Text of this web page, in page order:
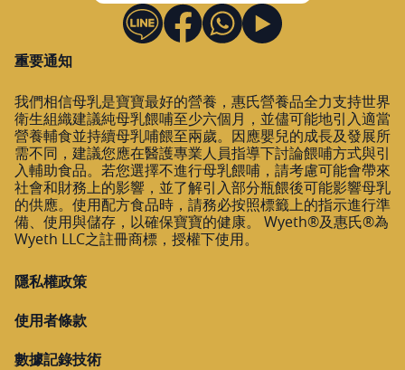
重要通知
我們相信母乳是寶寶最好的營養，惠氏營養品全力支持世界
衛生組織建議純母乳餵哺至少六個月，並儘可能地引入適當
營養輔食並持續母乳哺餵至兩歲。因應嬰兒的成長及發展所
需不同，建議您應在醫護專業人員指導下討論餵哺方式與引
入輔助食品。若您選擇不進行母乳餵哺，請考慮可能會帶來
社會和財務上的影響，並了解引入部分瓶餵後可能影響母乳
的供應。使用配方食品時，請務必按照標籤上的指示進行準
備、使用與儲存，以確保寶寶的健康。 Wyeth®及惠氏®為
Wyeth LLC之註冊商標，授權下使用。
隱私權政策
使用者條款
數據記錄技術